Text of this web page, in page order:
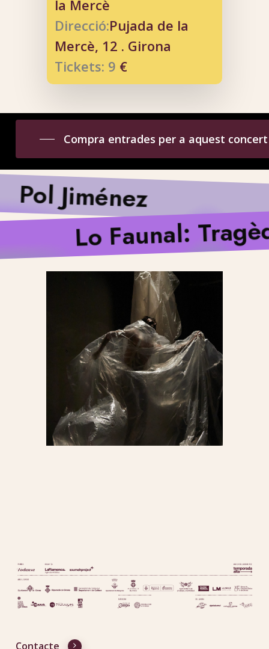
la Mercè
Direcció:Pujada de la
Mercè, 12 . Girona
Tickets: 9 €
Compra entrades per a aquest concert
Pol Jiménez
Lo Faunal:
Contacte